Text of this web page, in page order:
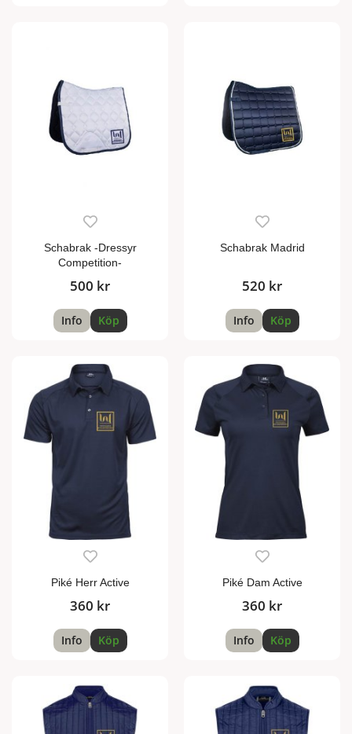
Schabrak -Dressyr
Competition-
500 kr
Info Köp
Schabrak Madrid
520 kr
Info Köp
Piké Herr Active
360 kr
Info Köp
Piké Dam Active
360 kr
Info Köp